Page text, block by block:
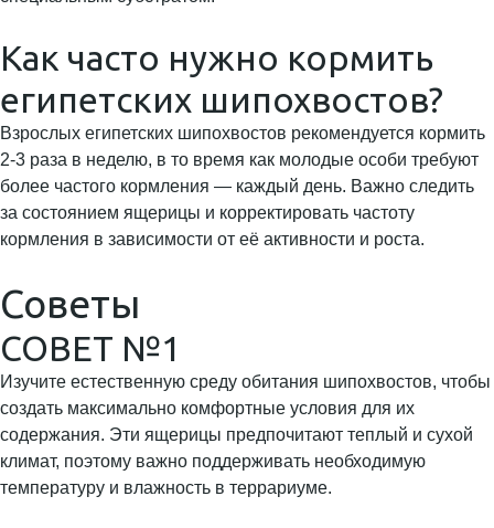
Как часто нужно кормить
египетских шипохвостов?
Взрослых египетских шипохвостов рекомендуется кормить
2-3 раза в неделю, в то время как молодые особи требуют
более частого кормления — каждый день. Важно следить
за состоянием ящерицы и корректировать частоту
кормления в зависимости от её активности и роста.
Советы
СОВЕТ №1
Изучите естественную среду обитания шипохвостов, чтобы
создать максимально комфортные условия для их
содержания. Эти ящерицы предпочитают теплый и сухой
климат, поэтому важно поддерживать необходимую
температуру и влажность в террариуме.